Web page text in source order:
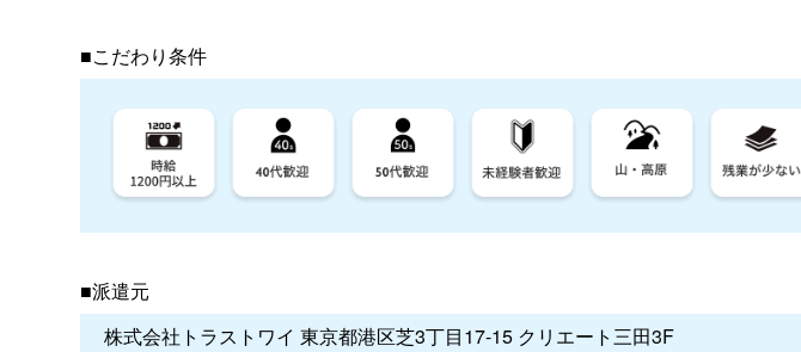
■こだわり条件
■派遣元
株式会社トラストワイ 東京都港区芝3丁目17-15 クリエート三田3F